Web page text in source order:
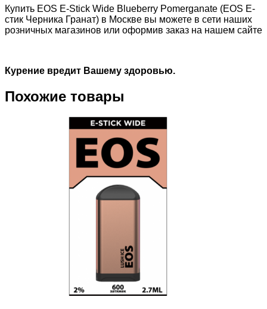
Купить EOS E-Stick Wide Blueberry Pomerganate (EOS Е-
стик Черника Гранат) в Москве вы можете в сети наших
розничных магазинов или оформив заказ на нашем сайте
Курение вредит Вашему здоровью.
Похожие товары